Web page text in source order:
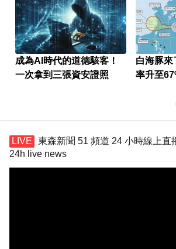
成為AI時代的道德駭客！
一次拿到三張資安證照
白海豚來
率升至
東森新聞 51 頻道 24 小時線上直
24h live news